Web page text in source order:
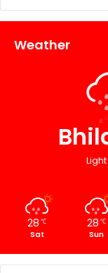
Weather
28℃
Sat
28℃
Sun